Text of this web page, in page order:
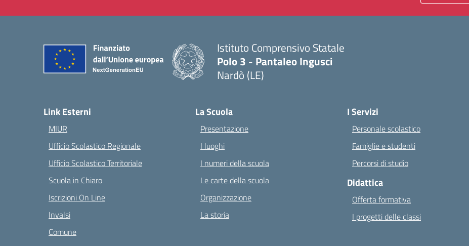
Istituto Comprensivo Statale
Polo 3 - Pantaleo Ingusci
Nardò (LE)
Link Esterni
MIUR
Ufficio Scolastico Regionale
Ufficio Scolastico Territoriale
Scuola in Chiaro
Iscrizioni On Line
Invalsi
Comune
La Scuola
Presentazione
I luoghi
I numeri della scuola
Le carte della scuola
Organizzazione
La storia
I Servizi
Personale scolastico
Famiglie e studenti
Percorsi di studio
Didattica
Offerta formativa
I progetti delle classi